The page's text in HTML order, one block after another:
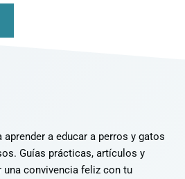
a educar a perros y gatos
Guías prácticas, artículos y
convivencia feliz con tu